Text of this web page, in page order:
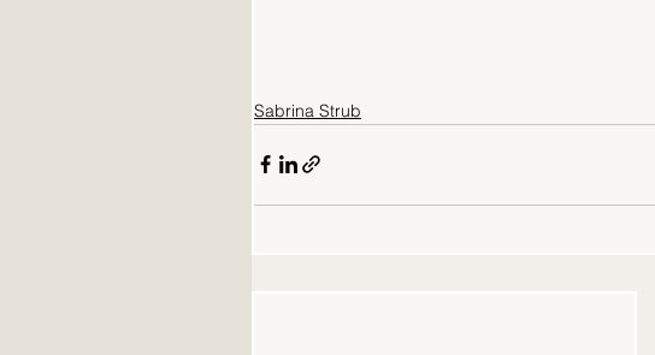
Sabrina Strub